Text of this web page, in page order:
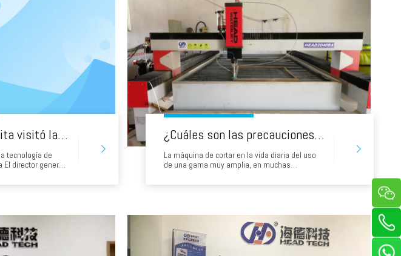
El agente vietnamita visitó la tecnología de chorro de agua de la cabeza
tecnología de
El director general
¿Cuáles son las precauciones de seguridad al cortar un mosaico con una máquina de corte de chorro de agua?
La máquina de cortar en la vida diaria del uso
de una gama muy amplia, en muchas
que pueda comprender bien su vida diaria y O